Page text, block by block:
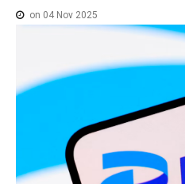
on 04 Nov 2025